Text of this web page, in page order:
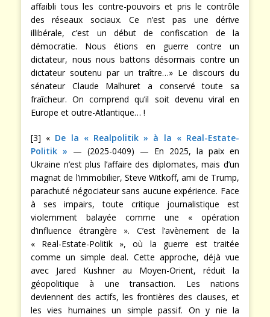
affaibli tous les contre-pouvoirs et pris le contrôle
des réseaux sociaux. Ce n’est pas une dérive
illibérale, c’est un début de confiscation de la
démocratie. Nous étions en guerre contre un
dictateur, nous nous battons désormais contre un
dictateur soutenu par un traître…» Le discours du
sénateur Claude Malhuret a conservé toute sa
fraîcheur. On comprend qu’il soit devenu viral en
Europe et outre-Atlantique… !
[3] « De la « Realpolitik » à la « Real-Estate-
Politik » — (2025-0409) — En 2025, la paix en
Ukraine n’est plus l’affaire des diplomates, mais d’un
magnat de l’immobilier, Steve Witkoff, ami de Trump,
parachuté négociateur sans aucune expérience. Face
à ses impairs, toute critique journalistique est
violemment balayée comme une « opération
d’influence étrangère ». C’est l’avènement de la
« Real-Estate-Politik », où la guerre est traitée
comme un simple deal. Cette approche, déjà vue
avec Jared Kushner au Moyen-Orient, réduit la
géopolitique à une transaction. Les nations
deviennent des actifs, les frontières des clauses, et
les vies humaines un simple passif. On y nie la